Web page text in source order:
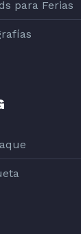
para Ferias